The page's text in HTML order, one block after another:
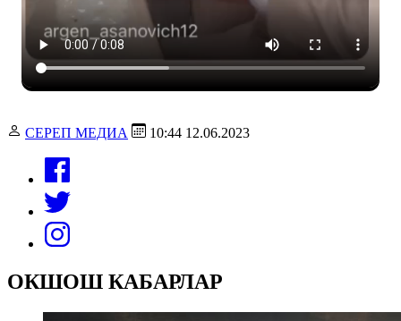
СЕРЕП МЕДИА 10:44 12.06.2023
ОКШОШ КАБАРЛАР